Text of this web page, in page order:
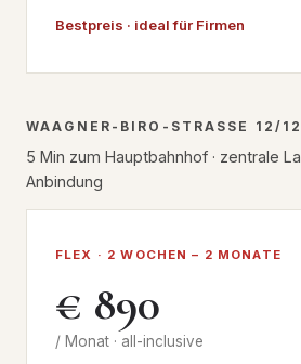
Bestpreis · ideal für Firmen
WAAGNER-BIRO-STRASSE 12/
5 Min zum Hauptbahnhof · zentrale
Anbindung
FLEX · 2 WOCHEN – 2 MONATE
€ 890
/ Monat · all-inclusive